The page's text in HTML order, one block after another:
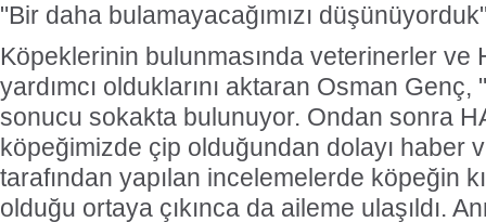
"Bir daha bulamayacağımızı
Köpeklerinin bulunmasında veterinerler ve
yardımcı olduklarını aktaran Osman
sonucu sokakta bulunuyor. Ondan sonra
köpeğimizde çip olduğundan dolayı haber
tarafından yapılan incelemelerde köpeğin
olduğu ortaya çıkınca da aileme ulaşıldı.